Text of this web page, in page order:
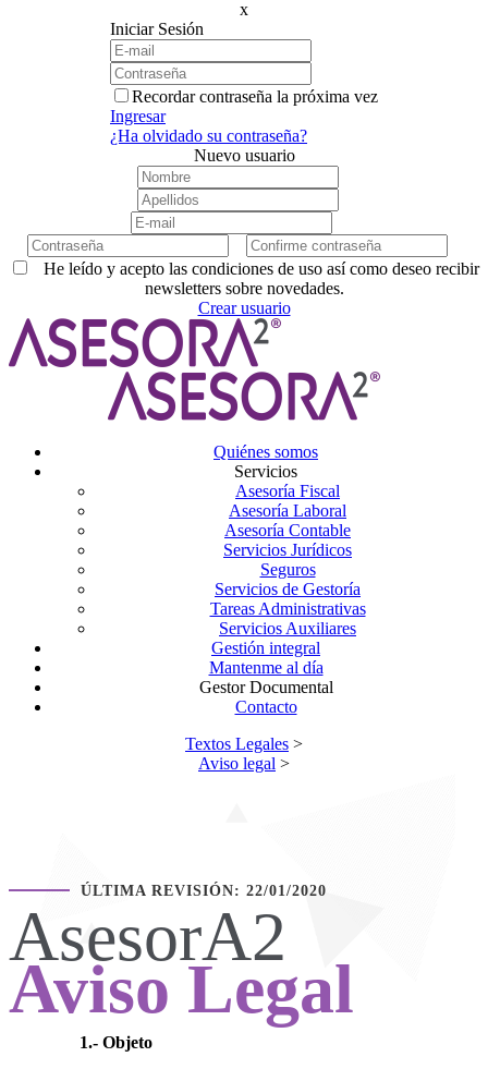
x
Iniciar Sesión
Recordar contraseña la próxima vez
Ingresar
¿Ha olvidado su contraseña?
Nuevo usuario
He leído y acepto las condiciones de uso así como deseo recibir
newsletters sobre novedades.
Crear usuario
Quiénes somos
Servicios
Asesoría Fiscal
Asesoría Laboral
Asesoría Contable
Servicios Jurídicos
Seguros
Servicios de Gestoría
Tareas Administrativas
Servicios Auxiliares
Gestión integral
Mantenme al día
Gestor Documental
Contacto
Textos Legales >
Aviso legal >
ÚLTIMA REVISIÓN: 22/01/2020
AsesorA2
Aviso Legal
1.- Objeto